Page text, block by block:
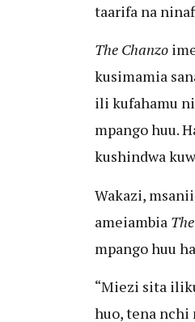
taarifa na
The Chanzo
kusimamia
ili kufahamu
mpango huu.
kushindwa
Wakazi,
ameiambia
mpango huu
“Miezi sita
huo, tena nchi